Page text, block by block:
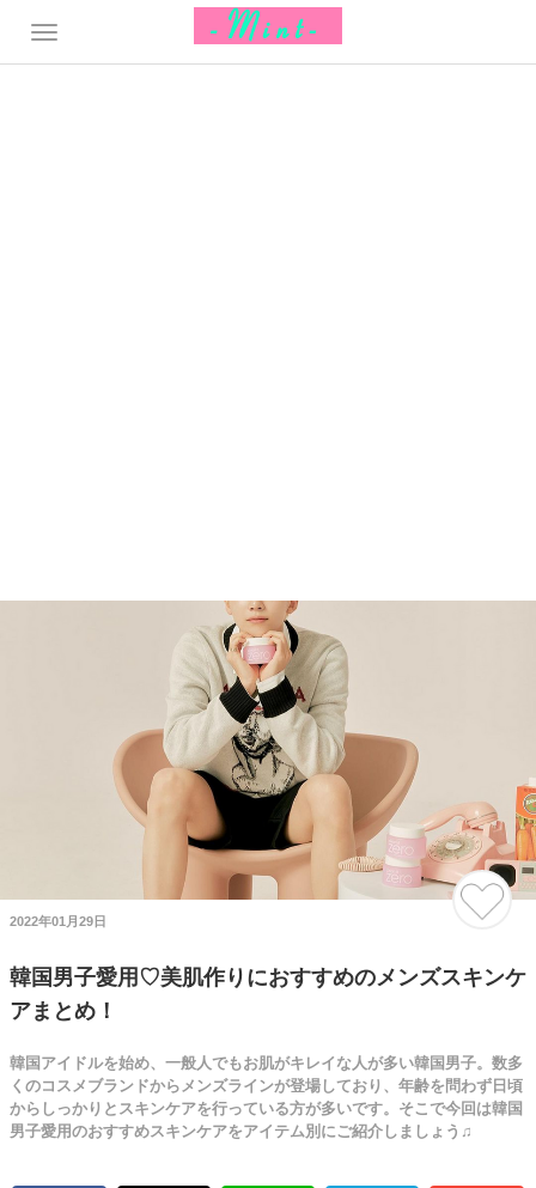
2022年01月29日
韓国男子愛用♡美肌作りにおすすめのメンズスキンケ
アまとめ！
韓国アイドルを始め、一般人でもお肌がキレイな人が多い韓国男子。数多
くのコスメブランドからメンズラインが登場しており、年齢を問わず日頃
からしっかりとスキンケアを行っている方が多いです。そこで今回は韓国
男子愛用のおすすめスキンケアをアイテム別にご紹介しましょう♫